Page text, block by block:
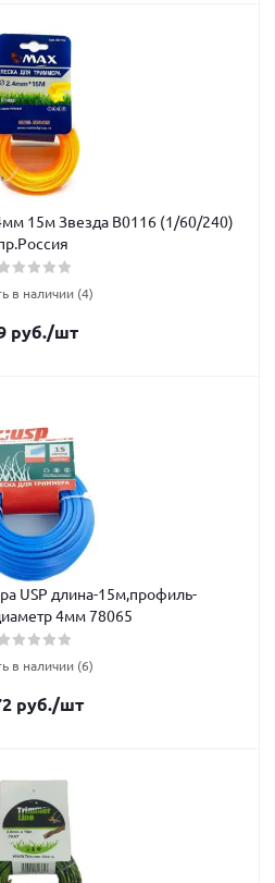
15м Звезда В0116 (1/60/240)
в наличии (4)
руб./шт
USP длина-15м,профиль-
4мм 78065
в наличии (6)
руб./шт